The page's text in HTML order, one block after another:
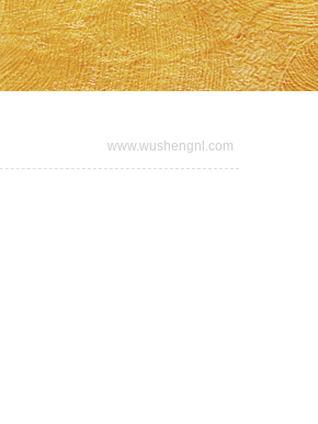
www.wushengnl.com